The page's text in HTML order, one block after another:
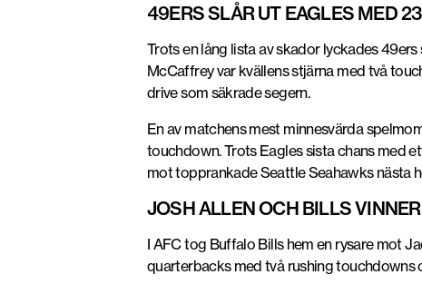
49ERS SLÅR UT EAGLES MED
Trots en lång lista av skador lyckades
McCaffreyvar kvällens stjärna med två
drive som säkrade segern.
En av matchens mest minnesvärda
touchdown. Trots Eagles sista chans med
mot topprankadeSeattle Seahawksnästa
JOSH ALLEN OCH BILLS
I AFC tog Buffalo Billshem en rysare mot
quarterbacks medtvå rushing touchdowns